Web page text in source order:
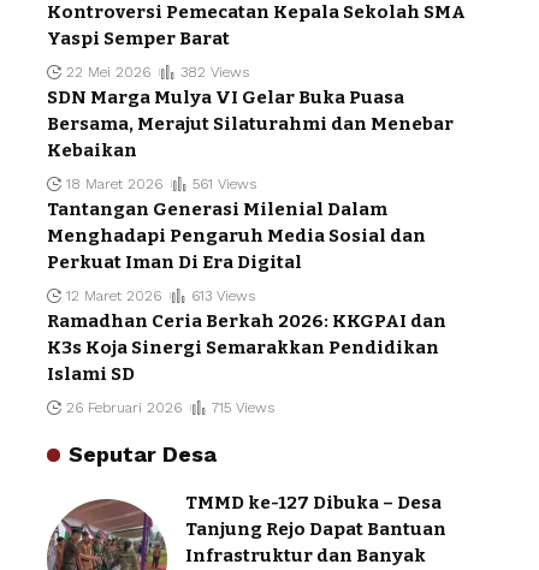
Kontroversi Pemecatan Kepala Sekolah SMA
Yaspi Semper Barat
22 Mei 2026 382 Views
SDN Marga Mulya VI Gelar Buka Puasa
Bersama, Merajut Silaturahmi dan Menebar
Kebaikan
18 Maret 2026 561 Views
Tantangan Generasi Milenial Dalam
Menghadapi Pengaruh Media Sosial dan
Perkuat Iman Di Era Digital
12 Maret 2026 613 Views
Ramadhan Ceria Berkah 2026: KKGPAI dan
K3s Koja Sinergi Semarakkan Pendidikan
Islami SD
26 Februari 2026 715 Views
Seputar Desa
TMMD ke-127 Dibuka – Desa
Tanjung Rejo Dapat Bantuan
Infrastruktur dan Banyak